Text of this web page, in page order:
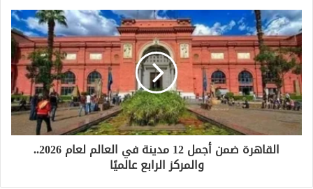
القاهرة ضمن أجمل 12 مدينة في العالم لعام 2026..
والمركز الرابع عالميًا